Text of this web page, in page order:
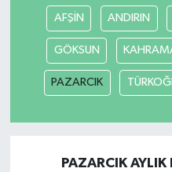
AFŞİN ANDIRIN
GÖKSUN
PAZARCIK
PAZARCIK